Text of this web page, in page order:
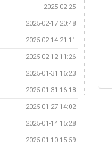
2025-02-25
2025-02-17 20:48
2025-02-14 21:11
2025-02-12 11:26
2025-01-31 16:23
2025-01-31 16:18
2025-01-27 14:02
2025-01-14 15:28
2025-01-10 15:59